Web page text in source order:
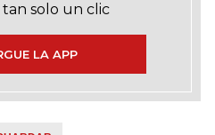
tan solo un clic
LA APP